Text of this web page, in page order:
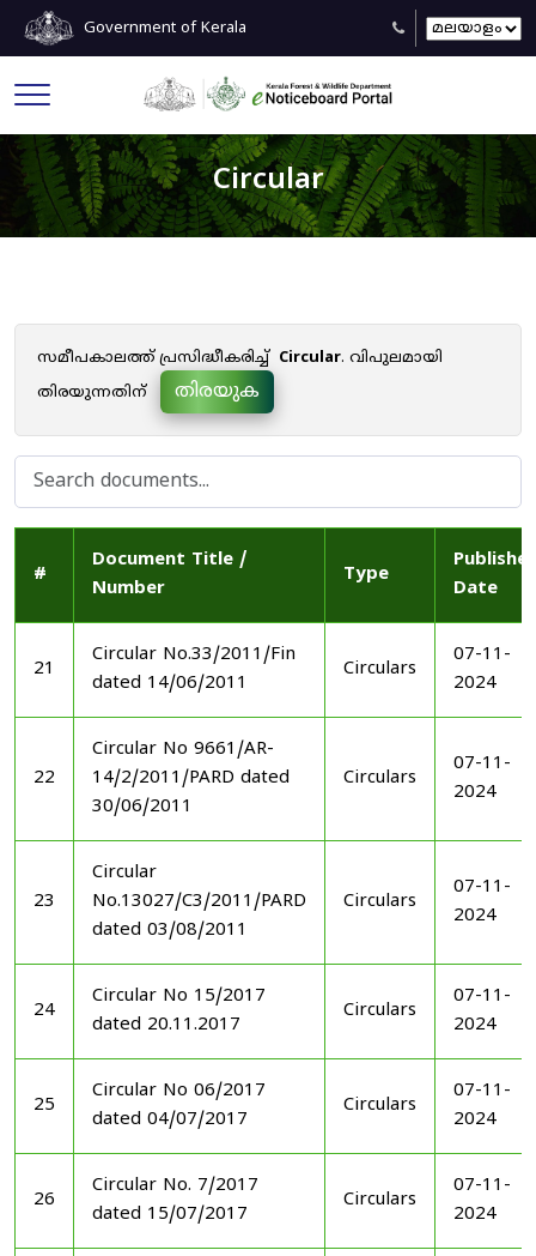
Government of Kerala
Circular
സമീപകാലത്ത് പ്രസിദ്ധീകരിച്ച് Circular. വിപുലമായി
തിരയുന്നതിന്
തിരയുക
#
Document Title /
Number
Type
Date
21
Circular No.33/2011/Fin
dated 14/06/2011
Circulars
07-11-
2024
22
Circular No 9661/AR-
14/2/2011/PARD dated
30/06/2011
Circulars
07-11-
2024
23
Circular
No.13027/C3/2011/PARD
dated 03/08/2011
Circulars
07-11-
2024
24
Circular No 15/2017
dated 20.11.2017
Circulars
07-11-
2024
25
Circular No 06/2017
dated 04/07/2017
Circulars
07-11-
2024
26
Circular No. 7/2017
dated 15/07/2017
Circulars
07-11-
2024